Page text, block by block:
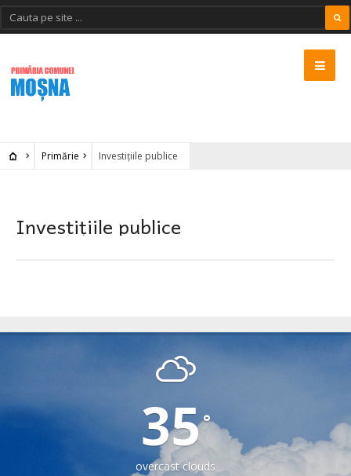
Primărie Investițiile publice
Investițiile publice
35°
overcast clouds